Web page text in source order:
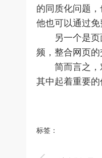
的同质化问题
他也可以通过
另一个是页面
频，整合网页
简而言之，对
其中起着重要
标签：